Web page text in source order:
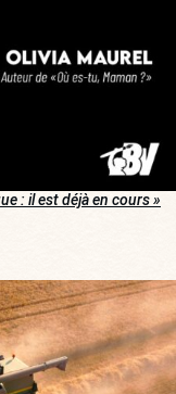
: il est déjà en cours »